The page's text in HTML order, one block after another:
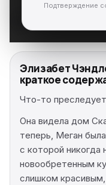
Подтверждение
Элизабет
краткое
Что-то
Она видела дом
теперь, Меган
с которой никогда
новообретенным
слишком